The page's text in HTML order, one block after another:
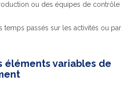
ou des équipes de contrôle
temps passés sur les activités ou par
éléments variables de